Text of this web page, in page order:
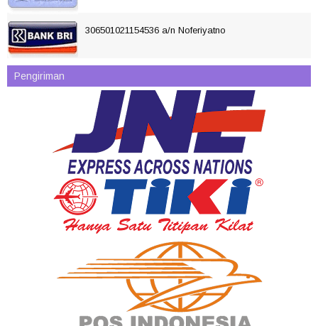
306501021154536 a/n Noferiyatno
Pengiriman